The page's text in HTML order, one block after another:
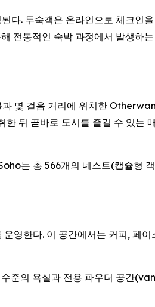
다. 투숙객은 온라인으로 체크인
전통적인 숙박 과정에서 발생하
몇 걸음 거리에 위치한
뒤 곧바로 도시를 즐길 수 있는
는 총 566개의 네스트(캡슐형
한다. 이 공간에서는 커피, 페이
준의 욕실과 전용 파우더 공간